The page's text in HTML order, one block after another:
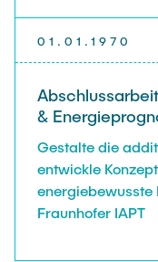
01.01.1970
&
Gestalte die
entwickle
energiebewusste
Fraunhofer IAPT